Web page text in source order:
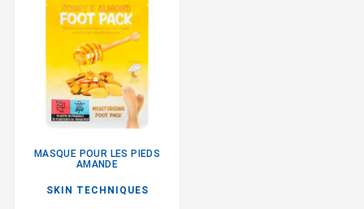
MASQUE POUR LES PIEDS
AMANDE
SKIN TECHNIQUES